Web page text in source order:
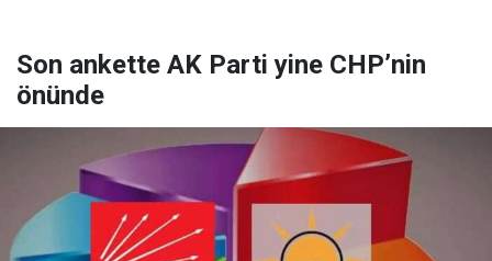
Son ankette AK Parti yine CHP’nin
önünde